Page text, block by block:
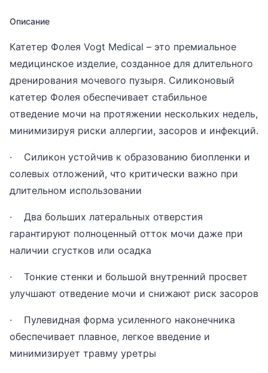
Описание
Катетер Фолея Vogt Medical – это премиальное
медицинское изделие, созданное для длительного
дренирования мочевого пузыря. Силиконовый
катетер Фолея обеспечивает стабильное
отведение мочи на протяжении нескольких недель,
минимизируя риски аллергии, засоров и инфекций.
· Силикон устойчив к образованию биопленки и
солевых отложений, что критически важно при
длительном использовании
· Два больших латеральных отверстия
гарантируют полноценный отток мочи даже при
наличии сгустков или осадка
· Тонкие стенки и большой внутренний просвет
улучшают отведение мочи и снижают риск засоров
· Пулевидная форма усиленного наконечника
обеспечивает плавное, легкое введение и
минимизирует травму уретры